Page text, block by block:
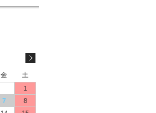
金
土
1
7
8